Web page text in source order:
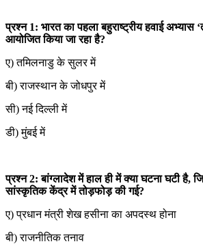
प्रश्न 1: भारत का पहला बहुराष्ट्रीय हवाई अभ्यास
आयोजित किया जा रहा है?
ए) तमिलनाडु के सुलर में
बी) राजस्थान के जोधपुर में
सी) नई दिल्ली में
डी) मुंबई में
प्रश्न 2: बांग्लादेश में हाल ही में क्या घटना घटी है,
सांस्कृतिक केंद्र में तोड़फोड़ की गई?
ए) प्रधान मंत्री शेख हसीना का अपदस्थ होना
बी) राजनीतिक तनाव